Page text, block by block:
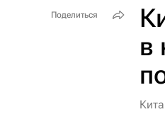
в
Поделиться